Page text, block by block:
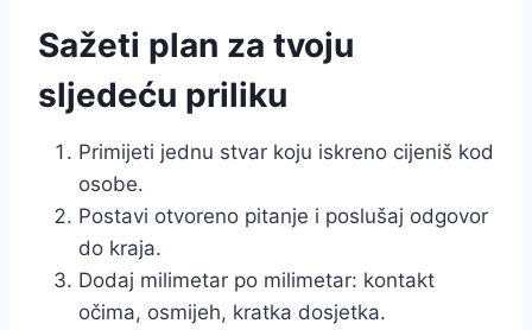
Sažeti plan za tvoju
sljedeću priliku
Primijeti jednu stvar koju iskreno cijeniš kod
osobe.
Postavi otvoreno pitanje i poslušaj odgovor
do kraja.
Dodaj milimetar po milimetar: kontakt
očima, osmijeh, kratka dosjetka.